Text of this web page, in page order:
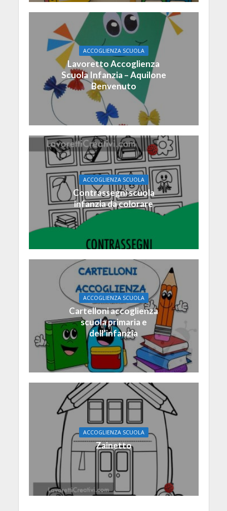
ACCOGLIENZA SCUOLA
Lavoretto Accoglienza
Scuola Infanzia – Aquilone
Benvenuto
ACCOGLIENZA SCUOLA
Contrassegni scuola
infanzia da colorare
ACCOGLIENZA SCUOLA
Cartelloni accoglienza
scuola primaria e
dell’infanzia
ACCOGLIENZA SCUOLA
Zainetto